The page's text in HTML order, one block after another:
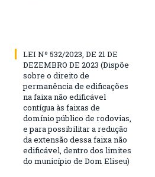
LEI Nº 532/2023, DE 21 DE
DEZEMBRO DE 2023 (Dispõe
sobre o direito de
permanência de edificações
na faixa não edificável
contígua às faixas de
domínio público de rodovias,
e para possibilitar a redução
da extensão dessa faixa não
edificável, dentro dos limites
do município de Dom Eliseu)